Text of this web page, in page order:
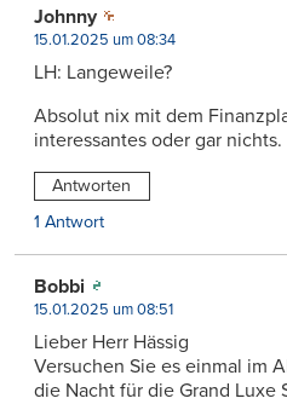
Johnny
15.01.2025 um 08:34
LH: Langeweile?
Absolut nix mit dem
interessantes oder gar nichts.
Antworten
1 Antwort
Bobbi
15.01.2025 um 08:51
Lieber Herr Hässig
Versuchen Sie es einmal im
die Nacht für die Grand Luxe